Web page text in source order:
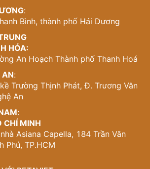
:
Bình, thành phố Hải Dương
HÓA:
An Hoạch Thành phố Thanh Hoá
AN:
Trường Thịnh Phát, Đ. Trương Văn
An
:
CHÍ MINH
Asiana Capella, 184 Trần Văn
Phú, TP.HCM